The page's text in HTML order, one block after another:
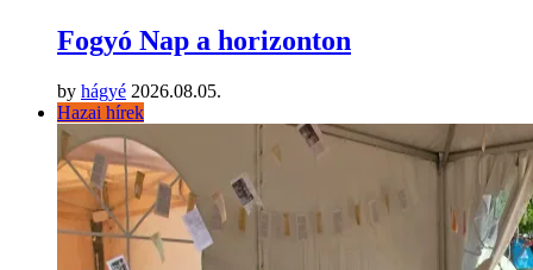
Fogyó Nap a horizonton
by hágyé 2026.08.05.
Hazai hírek